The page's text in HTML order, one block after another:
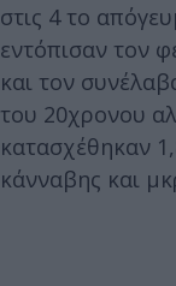
στις 4 το
εντόπισαν τον
και τον
του 20χρονου
κατασχέθηκαν
κάνναβης και